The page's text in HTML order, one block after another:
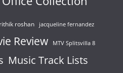
roshan jacqueline fernandez
Review MTV Splitsvilla 8
Music Track Lists